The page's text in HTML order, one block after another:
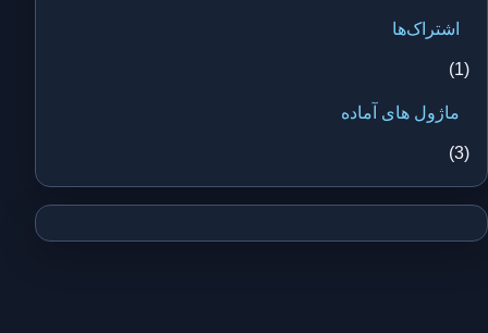
اشتراک‌ها
(1)
ماژول های آماده
(3)